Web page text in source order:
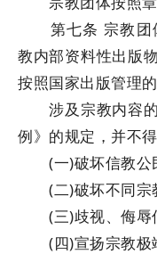
第七条 宗教团
教内部资料性出版
按照国家出版管理的
涉及宗教内容的
例》的规定，并不
(一)破坏信教公
(二)破坏不同宗
(三)歧视、侮辱
(四)宣扬宗教极